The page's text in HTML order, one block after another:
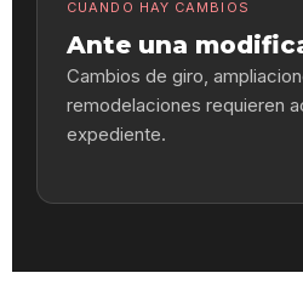
CUANDO HAY CAMBIOS
Ante una
Cambios de giro,
remodelaciones requieren
expediente.